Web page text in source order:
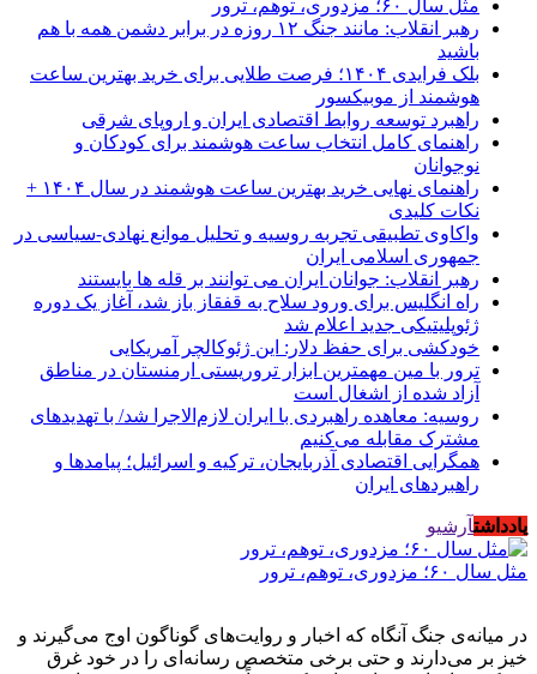
مثل سال ۶۰؛ مزدوری، توهم، ترور
رهبر انقلاب: مانند جنگ ۱۲ روزه در برابر دشمن همه با هم
باشید
بلک فرایدی ۱۴۰۴؛ فرصت طلایی برای خرید بهترین ساعت
هوشمند از موبیکسور
راهبرد توسعه روابط اقتصادی ایران و اروپای شرقی
راهنمای کامل انتخاب ساعت هوشمند برای کودکان و
نوجوانان
راهنمای نهایی خرید بهترین ساعت هوشمند در سال ۱۴۰۴ +
نکات کلیدی
واکاوی تطبیقی تجربه روسیه و تحلیل موانع نهادی-سیاسی در
جمهوری اسلامی ایران
رهبر انقلاب: جوانان ایران می توانند بر قله ها بایستند
راه انگلیس برای ورود سلاح به قفقاز باز شد، آغاز یک دوره
ژئوپلیتیکی جدید اعلام شد
خودکشی برای حفظ دلار: این ژئوکالچر آمریکایی
ترور با مین مهمترین ابزار تروریستی ارمنستان در مناطق
آزاد شده از اشغال است
روسیه: معاهده راهبردی با ایران لازم‌الاجرا شد/ با تهدیدهای
مشترک مقابله می‌کنیم
همگرایی اقتصادی آذربایجان، ترکیه و اسرائیل؛ پیامدها و
راهبردهای ایران
یادداشتآرشیو
مثل سال ۶۰؛ مزدوری، توهم، ترور
در میانه‌ی جنگ آنگاه که اخبار و روایت‌های گوناگون اوج می‌گیرند و
خیز بر می‌دارند و حتی برخی متخصص رسانه‌ای را در خود غرق